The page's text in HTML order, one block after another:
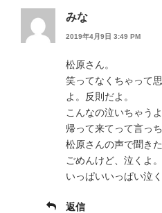
みな
2019年4月9日 3:49 PM
松原さん。
笑ってなくちゃって
よ。反則だよ。
こんなの泣いちゃうよ
帰って来てって言っち
松原さんの声で聞きた
ごめんけど、泣くよ。
いっぱいいっぱい泣く
返信